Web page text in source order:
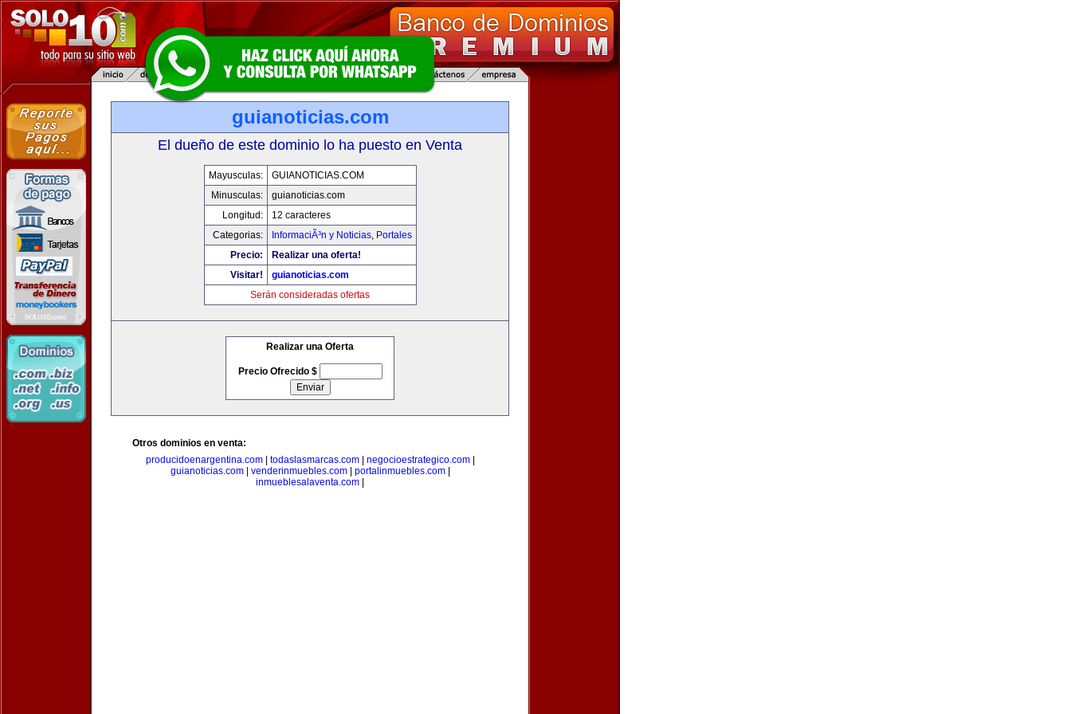
guianoticias.com
El dueño de este dominio lo ha puesto en Venta
Mayusculas:
GUIANOTICIAS.COM
Minusculas:
guianoticias.com
Longitud:
12 caracteres
Categorias:
InformaciÃ³n y Noticias, Portales
Precio:
Realizar una oferta!
Visitar!
guianoticias.com
Serán consideradas ofertas
Realizar una Oferta
Precio Ofrecido $
Otros dominios en venta:
producidoenargentina.com| todaslasmarcas.com| negocioestrategico.com|
guianoticias.com| venderinmuebles.com| portalinmuebles.com|
inmueblesalaventa.com